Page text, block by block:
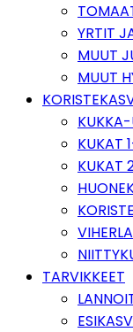
YRTIT
MUUT
MUUT
KUKAT
KUKAT
TARVIKKEET